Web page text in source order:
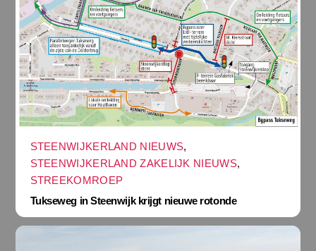
STEENWIJKERLAND NIEUWS,
STEENWIJKERLAND ZAKELIJK NIEUWS,
STREEKOMROEP
Tukseweg in Steenwijk krijgt nieuwe rotonde